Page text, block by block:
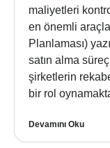
maliyetleri
en önemli
Planlaması)
satın alma
şirketlerin
bir rol
Devamını Oku